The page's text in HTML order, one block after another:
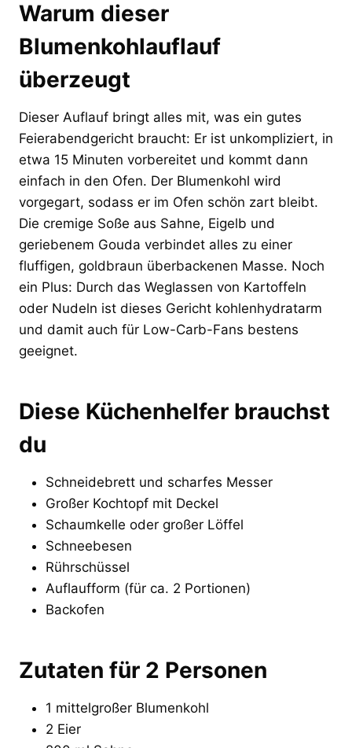
Warum dieser
Blumenkohlauflauf
überzeugt
Dieser Auflauf bringt alles mit, was ein gutes
Feierabendgericht braucht: Er ist unkompliziert, in
etwa 15 Minuten vorbereitet und kommt dann
einfach in den Ofen. Der Blumenkohl wird
vorgegart, sodass er im Ofen schön zart bleibt.
Die cremige Soße aus Sahne, Eigelb und
geriebenem Gouda verbindet alles zu einer
fluffigen, goldbraun überbackenen Masse. Noch
ein Plus: Durch das Weglassen von Kartoffeln
oder Nudeln ist dieses Gericht kohlenhydratarm
und damit auch für Low-Carb-Fans bestens
geeignet.
Diese Küchenhelfer brauchst
du
Schneidebrett und scharfes Messer
Großer Kochtopf mit Deckel
Schaumkelle oder großer Löffel
Schneebesen
Rührschüssel
Auflaufform (für ca. 2 Portionen)
Backofen
Zutaten für 2 Personen
1 mittelgroßer Blumenkohl
2 Eier